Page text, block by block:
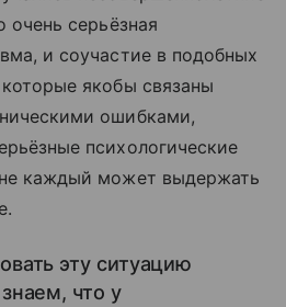
очень серьёзная
и соучастие в подобных
якобы связаны
ошибками,
психологические
каждый может выдержать
эту ситуацию
что у